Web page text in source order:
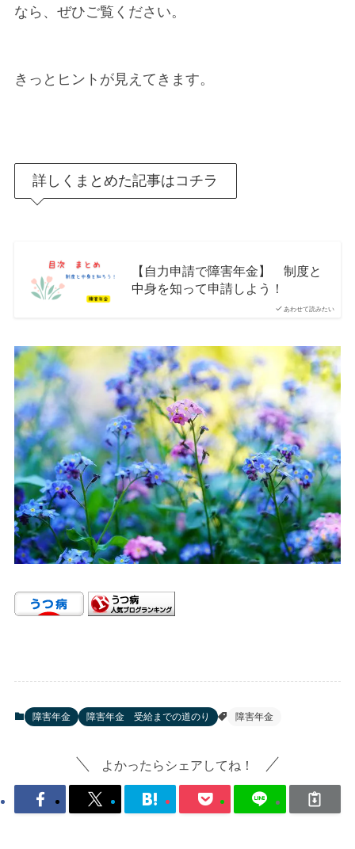
なら、ぜひご覧ください。
きっとヒントが見えてきます。
詳しくまとめた記事はコチラ
あわせて読みたい
【自力申請で障害年金】 制度と
中身を知って申請しよう！
障害年金 障害年金 受給までの道のり 障害年金
よかったらシェアしてね！